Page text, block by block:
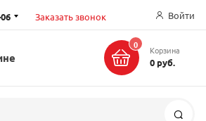
Заказать звонок Войти
0 Корзина
0 руб.